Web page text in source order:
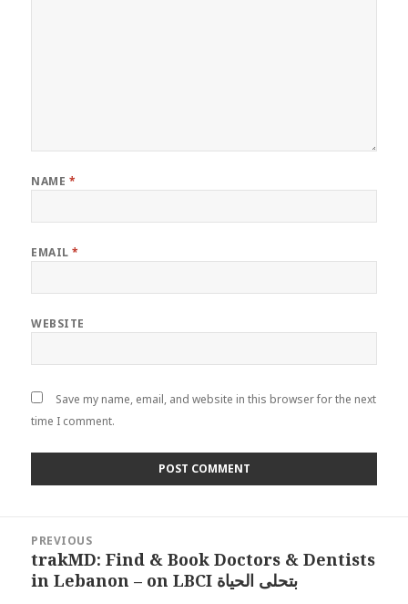
NAME *
EMAIL*
WEBSITE
Save my name, email, and website in this browser for the next
time I comment.
navigation
PREVIOUS
Previous
post:
trakMD: Find & Book Doctors & Dentists
in Lebanon – on LBCI بتحلى الحياة